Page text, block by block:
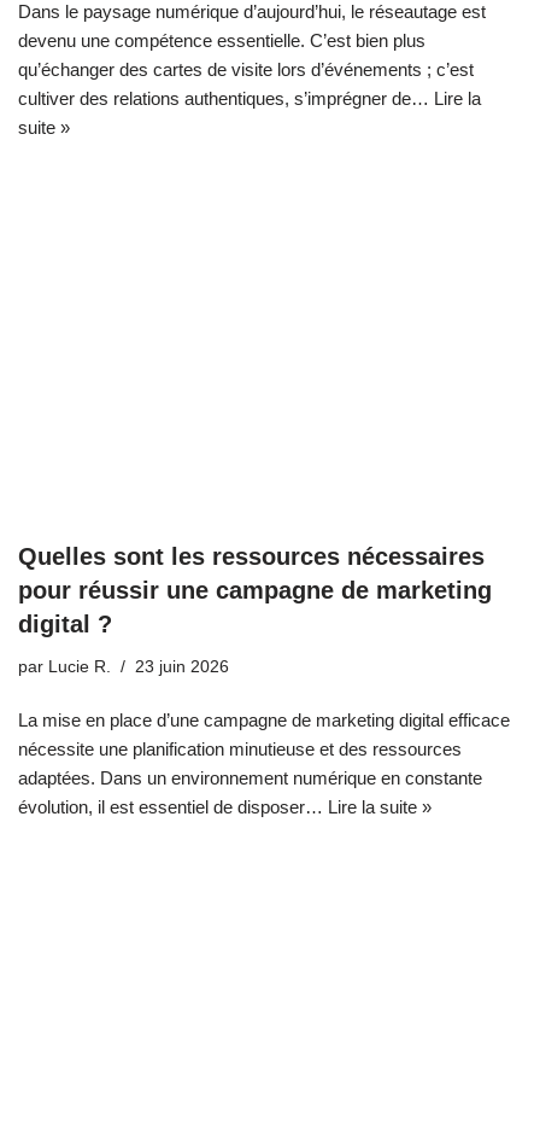
Dans le paysage numérique d’aujourd’hui, le réseautage est
devenu une compétence essentielle. C’est bien plus
qu’échanger des cartes de visite lors d’événements ; c’est
cultiver des relations authentiques, s’imprégner de… Lire la
suite »
Quelles sont les ressources nécessaires
pour réussir une campagne de marketing
digital ?
par Lucie R. 23 juin 2026
La mise en place d’une campagne de marketing digital efficace
nécessite une planification minutieuse et des ressources
adaptées. Dans un environnement numérique en constante
évolution, il est essentiel de disposer… Lire la suite »